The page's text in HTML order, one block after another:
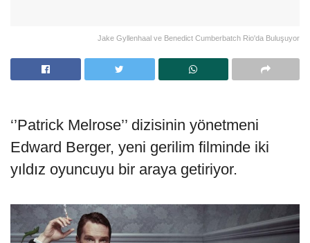
Jake Gyllenhaal ve Benedict Cumberbatch Rio'da Buluşuyor
‘’Patrick Melrose’’ dizisinin yönetmeni
Edward Berger, yeni gerilim filminde iki
yıldız oyuncuyu bir araya getiriyor.